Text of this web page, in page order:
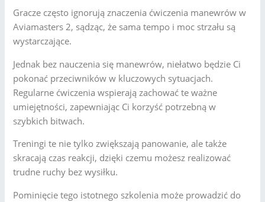
Gracze często ignorują znaczenia ćwiczenia manewrów w
Aviamasters 2, sądząc, że sama tempo i moc strzału są
wystarczające.
Jednak bez nauczenia się manewrów, niełatwo będzie Ci
pokonać przeciwników w kluczowych sytuacjach.
Regularne ćwiczenia wspierają zachować te ważne
umiejętności, zapewniając Ci korzyść potrzebną w
szybkich bitwach.
Treningi te nie tylko zwiększają panowanie, ale także
skracają czas reakcji, dzięki czemu możesz realizować
trudne ruchy bez wysiłku.
Pominięcie tego istotnego szkolenia może prowadzić do